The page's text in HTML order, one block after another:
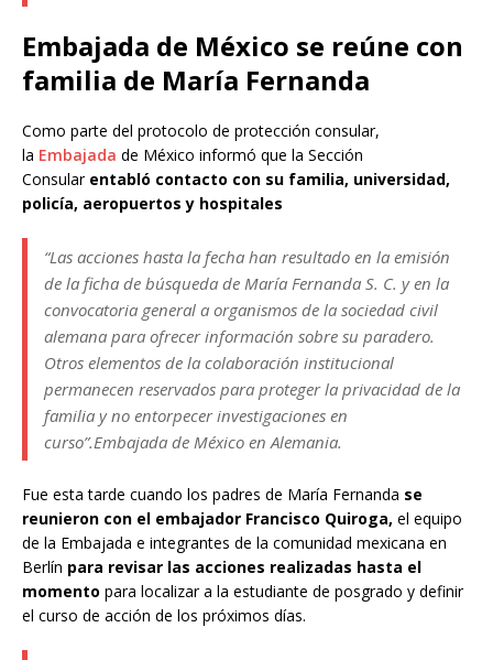
Embajada de México se reúne con
familia de María Fernanda
Como parte del protocolo de protección consular,
la Embajada de México informó que la Sección
Consular entabló contacto con su familia, universidad,
policía, aeropuertos y hospitales
“Las acciones hasta la fecha han resultado en la emisión
de la ficha de búsqueda de María Fernanda S. C. y en la
convocatoria general a organismos de la sociedad civil
alemana para ofrecer información sobre su paradero.
Otros elementos de la colaboración institucional
permanecen reservados para proteger la privacidad de la
familia y no entorpecer investigaciones en
curso”.Embajada de México en Alemania.
Fue esta tarde cuando los padres de María Fernanda se
reunieron con el embajador Francisco Quiroga, el equipo
de la Embajada e integrantes de la comunidad mexicana en
Berlín para revisar las acciones realizadas hasta el
momento para localizar a la estudiante de posgrado y definir
el curso de acción de los próximos días.